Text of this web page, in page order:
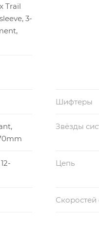
Trail
3-
Шифтеры
Звёзды
Цепь
Скоростей